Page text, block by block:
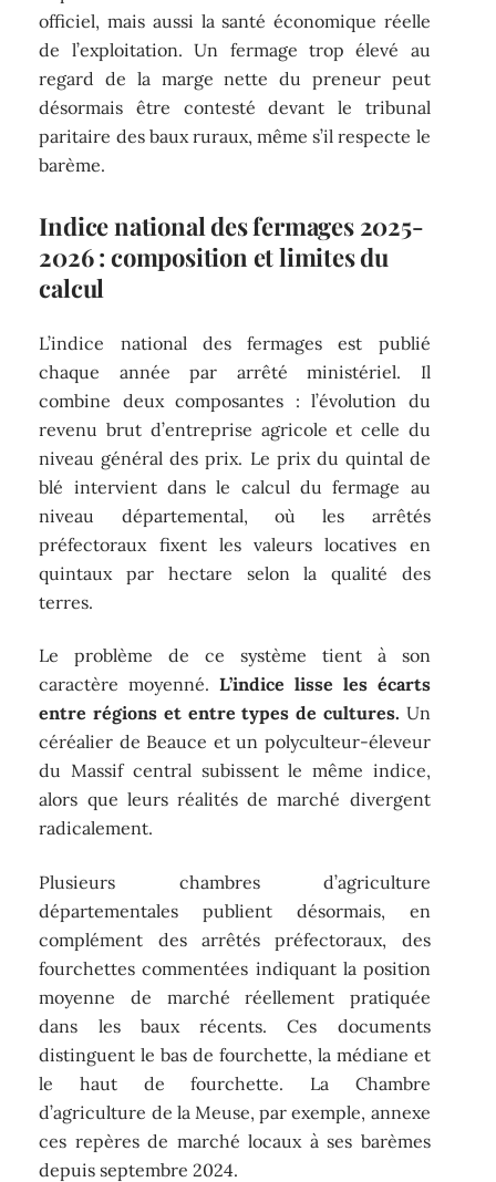
officiel, mais aussi la santé économique réelle
de l’exploitation. Un fermage trop élevé au
regard de la marge nette du preneur peut
désormais être contesté devant le tribunal
paritaire des baux ruraux, même s’il respecte le
barème.
Indice national des fermages 2025-
2026 : composition et limites du
calcul
L’indice national des fermages est publié
chaque année par arrêté ministériel. Il
combine deux composantes : l’évolution du
revenu brut d’entreprise agricole et celle du
niveau général des prix. Le prix du quintal de
blé intervient dans le calcul du fermage au
niveau départemental, où les arrêtés
préfectoraux fixent les valeurs locatives en
quintaux par hectare selon la qualité des
terres.
Le problème de ce système tient à son
caractère moyenné.L’indice lisse les écarts
entre régions et entre types de cultures. Un
céréalier de Beauce et un polyculteur-éleveur
du Massif central subissent le même indice,
alors que leurs réalités de marché divergent
radicalement.
Plusieurs chambres d’agriculture
départementales publient désormais, en
complément des arrêtés préfectoraux, des
fourchettes commentées indiquant la position
moyenne de marché réellement pratiquée
dans les baux récents. Ces documents
distinguent le bas de fourchette, la médiane et
le haut de fourchette. La Chambre
d’agriculture de la Meuse, par exemple, annexe
ces repères de marché locaux à ses barèmes
depuis septembre 2024.